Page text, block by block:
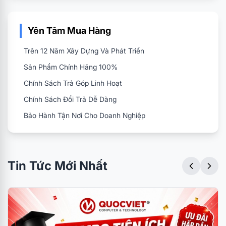
quan sát và điều chỉnh cài đặt chế độ sử dụng
mong muốn. (Lưu ý: Bạn có thể tắt chế độ hiển thị
nhiệt độ dàn lạnh nếu không muốn)
Công suất điều hòa 9000BTU, Midea MSCE-
Yên Tâm Mua Hàng
Trên 12 Năm Xây Dựng Và Phát Triển
Sản Phẩm Chính Hãng 100%
Chính Sách Trả Góp Linh Hoạt
Chính Sách Đổi Trả Dễ Dàng
Bảo Hành Tận Nơi Cho Doanh Nghiệp
Tin Tức Mới Nhất